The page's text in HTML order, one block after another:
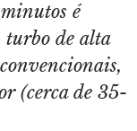
é
turbo de alta
(cerca de 35-